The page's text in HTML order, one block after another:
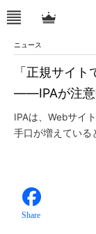
ニュース
「正規サイト
――IPAが注意
IPAは、Webサイ
手口が増えている
Share